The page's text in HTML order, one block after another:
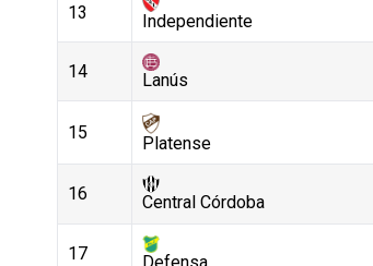
13 Independiente
14 Lanús
15
Platense
16 Central Córdoba
17